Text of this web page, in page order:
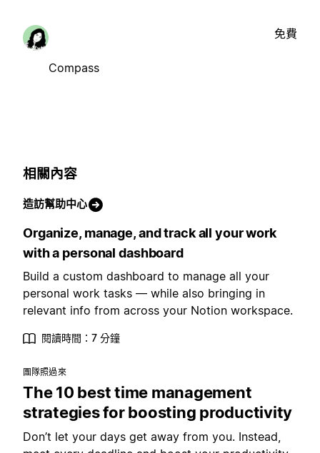
Compass
免費
相關內容
造訪幫助中心
Organize, manage, and track all your work
with a personal dashboard
Build a custom dashboard to manage all your
personal work tasks — while also bringing in
relevant info from across your Notion workspace.
閱讀時間：7 分鐘
團隊照過來
The 10 best time management
strategies for boosting productivity
Don’t let your days get away from you. Instead,